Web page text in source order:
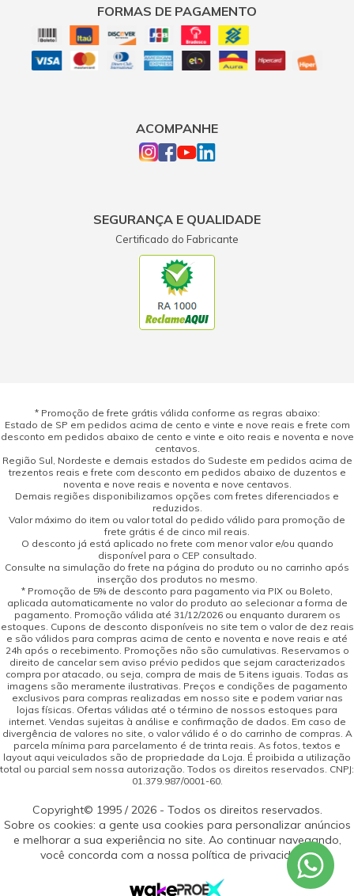
FORMAS DE PAGAMENTO
ACOMPANHE
SEGURANÇA E QUALIDADE
Certificado do Fabricante
* Promoção de frete grátis válida conforme as regras abaixo:
Estado de SP em pedidos acima de cento e vinte e nove reais e frete com
desconto em pedidos abaixo de cento e vinte e oito reais e noventa e nove
centavos.
Região Sul, Nordeste e demais estados do Sudeste em pedidos acima de
trezentos reais e frete com desconto em pedidos abaixo de duzentos e
noventa e nove reais e noventa e nove centavos.
Demais regiões disponibilizamos opções com fretes diferenciados e
reduzidos.
Valor máximo do item ou valor total do pedido válido para promoção de
frete grátis é de cinco mil reais.
O desconto já está aplicado no frete com menor valor e/ou quando
disponível para o CEP consultado.
Consulte na simulação do frete na página do produto ou no carrinho após
inserção dos produtos no mesmo.
* Promoção de 5% de desconto para pagamento via PIX ou Boleto,
aplicada automaticamente no valor do produto ao selecionar a forma de
pagamento. Promoção válida até 31/12/2026 ou enquanto durarem os
estoques. Cupons de desconto disponíveis no site tem o valor de dez reais
e são válidos para compras acima de cento e noventa e nove reais e até
24h após o recebimento. Promoções não são cumulativas. Reservamos o
direito de cancelar sem aviso prévio pedidos que sejam caracterizados
compra por atacado, ou seja, compra de mais de 5 itens iguais. Todas as
imagens são meramente ilustrativas. Preços e condições de pagamento
exclusivos para compras realizadas em nosso site e podem variar nas
lojas físicas. Ofertas válidas até o término de nossos estoques para
internet. Vendas sujeitas à análise e confirmação de dados. Em caso de
divergência de valores no site, o valor válido é o do carrinho de compras. A
parcela mínima para parcelamento é de trinta reais. As fotos, textos e
layout aqui veiculados são de propriedade da Loja. É proibida a utilização
total ou parcial sem nossa autorização. Todos os direitos reservados. CNPJ:
01.379.987/0001-60.
Copyright© 1995 / 2026 - Todos os direitos reservados.
Sobre os cookies: a gente usa cookies para personalizar anúncios
e melhorar a sua experiência no site. Ao continuar navegando,
você concorda com a nossa política de privacidade.